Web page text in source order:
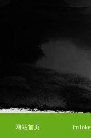
网站首页